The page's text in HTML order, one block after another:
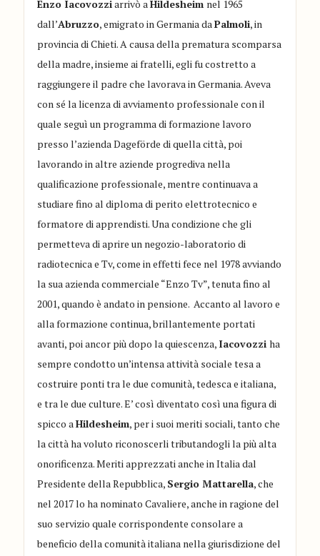
Enzo Iacovozziarrivò aHildesheim nel 1965
dall’Abruzzo, emigrato in Germania daPalmoli, in
provincia di Chieti. A causa della prematura scomparsa
della madre, insieme ai fratelli, egli fu costretto a
raggiungere il padre che lavorava in Germania. Aveva
con sé la licenza di avviamento professionale con il
quale seguì un programma di formazione lavoro
presso l’azienda Dageförde di quella città, poi
lavorando in altre aziende progrediva nella
qualificazione professionale, mentre continuava a
studiare fino al diploma di perito elettrotecnico e
formatore di apprendisti. Una condizione che gli
permetteva di aprire un negozio-laboratorio di
radiotecnica e Tv, come in effetti fece nel 1978 avviando
la sua azienda commerciale “Enzo Tv”, tenuta fino al
2001, quando è andato in pensione. Accanto al lavoro e
alla formazione continua, brillantemente portati
avanti, poi ancor più dopo la quiescenza, Iacovozziha
sempre condotto un’intensa attività sociale tesa a
costruire ponti tra le due comunità, tedesca e italiana,
e tra le due culture. E’ così diventato così una figura di
spicco aHildesheim, per i suoi meriti sociali, tanto che
la città ha voluto riconoscerli tributandogli la più alta
onorificenza. Meriti apprezzati anche in Italia dal
Presidente della Repubblica, Sergio Mattarella, che
nel 2017 lo ha nominato Cavaliere, anche in ragione del
suo servizio quale corrispondente consolare a
beneficio della comunità italiana nella giurisdizione del